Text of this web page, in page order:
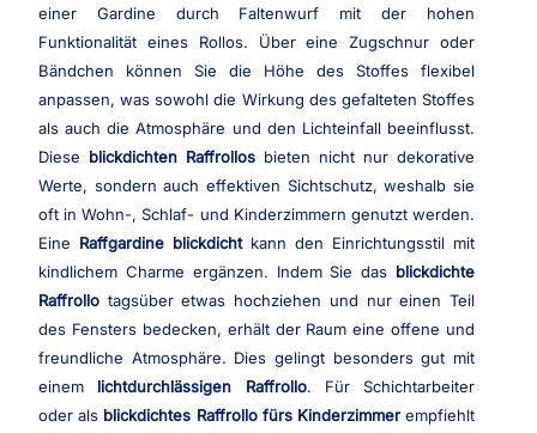
einer Gardine durch Faltenwurf mit der hohen
Funktionalität eines Rollos. Über eine Zugschnur oder
Bändchen können Sie die Höhe des Stoffes flexibel
anpassen, was sowohl die Wirkung des gefalteten Stoffes
als auch die Atmosphäre und den Lichteinfall beeinflusst.
Diese blickdichten Raffrollos bieten nicht nur dekorative
Werte, sondern auch effektiven Sichtschutz, weshalb sie
oft in Wohn-, Schlaf- und Kinderzimmern genutzt werden.
Eine Raffgardine blickdichtkann den Einrichtungsstil mit
kindlichem Charme ergänzen. Indem Sie das blickdichte
Raffrollo tagsüber etwas hochziehen und nur einen Teil
des Fensters bedecken, erhält der Raum eine offene und
freundliche Atmosphäre. Dies gelingt besonders gut mit
einem lichtdurchlässigen Raffrollo. Für Schichtarbeiter
oder als blickdichtes Raffrollo fürs Kinderzimmerempfiehlt